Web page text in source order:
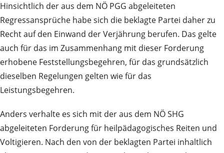
Hinsichtlich der aus dem NÖ PGG abgeleiteten
Regressansprüche habe sich die beklagte Partei daher zu
Recht auf den Einwand der Verjährung berufen. Das gelte
auch für das im Zusammenhang mit dieser Forderung
erhobene Feststellungsbegehren, für das grundsätzlich
dieselben Regelungen gelten wie für das
Leistungsbegehren.
Anders verhalte es sich mit der aus dem NÖ SHG
abgeleiteten Forderung für heilpädagogisches Reiten und
Voltigieren. Nach den von der beklagten Partei inhaltlich